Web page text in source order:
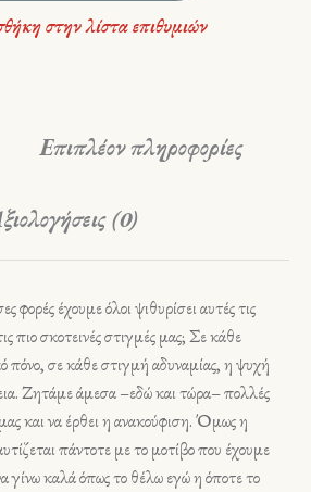
στην λίστα επιθυμιών
Επιπλέον πληροφορίες
(0)
έχουμε όλοι ψι­θυρίσει αυτές τις
πιο σκοτεινές στιγμές μας; Σε κάθε
πόνο, σε κάθε στιγμή αδυναμίας, η ψυχή
Ζητάμε άμεσα –εδώ και τώρα– πολλές
και να έρθει η ανακούφιση. Όμως η
πάντοτε με το μοτίβο που έχουμε
γίνω καλά όπως το θέλω εγώ η όποτε το